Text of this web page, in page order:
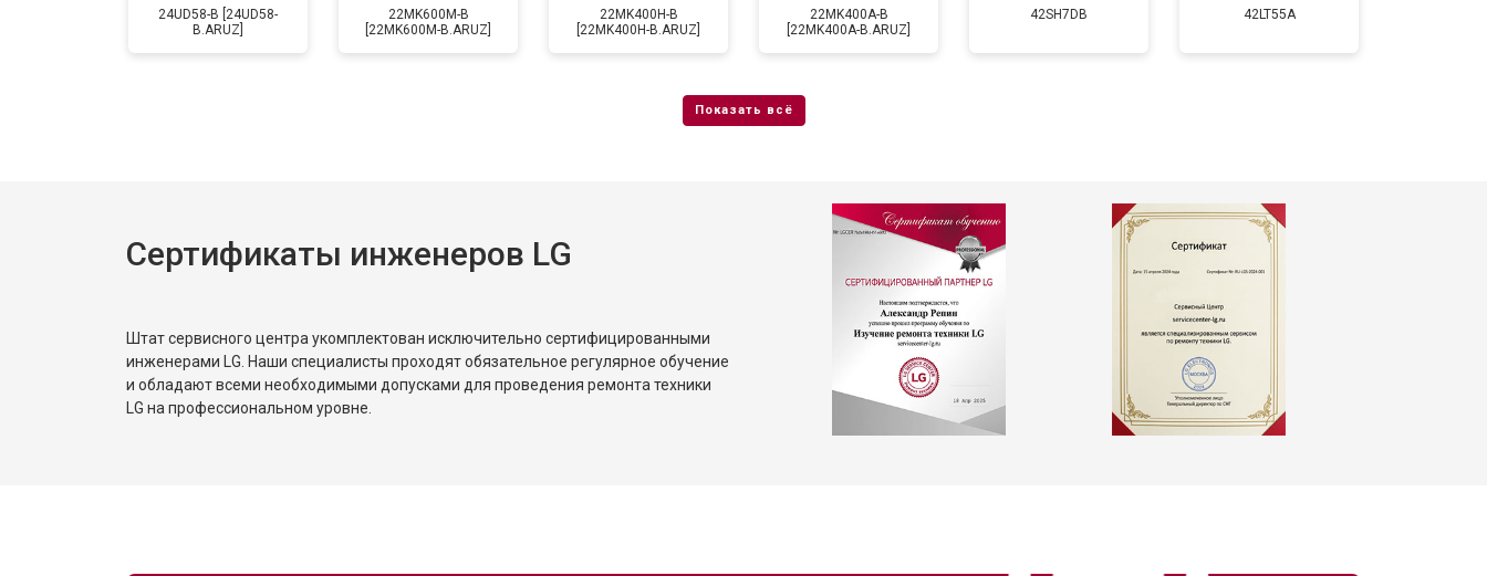
24UD58-B [24UD58-
B.ARUZ]
22MK600M-B
[22MK600M-B.ARUZ]
22MK400H-B
[22MK400H-B.ARUZ]
22MK400A-B
[22MK400A-B.ARUZ]
42SH7DB 42LT55A
Сертификаты инженеров LG
Штат сервисного центра укомплектован исключительно сертифицированными
инженерами LG. Наши специалисты проходят обязательное регулярное обучение
и обладают всеми необходимыми допусками для проведения ремонта техники
LG на профессиональном уровне.